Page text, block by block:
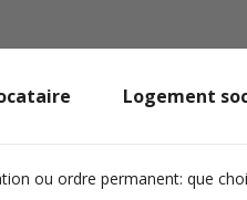
Logement
ou ordre permanent: que